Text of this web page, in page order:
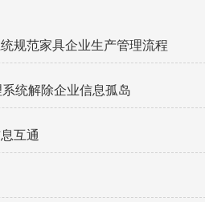
规范家具企业生产管理流程
统解除企业信息孤岛
互通